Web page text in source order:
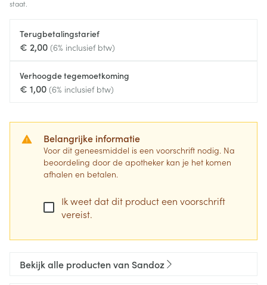
staat.
Terugbetalingstarief
€ 2,00 (6% inclusief btw)
Verhoogde tegemoetkoming
€ 1,00 (6% inclusief btw)
Belangrijke informatie
Voor dit geneesmiddel is een voorschrift nodig. Na
beoordeling door de apotheker kan je het komen
afhalen en betalen.
Ik weet dat dit product een voorschrift
vereist.
Bekijk alle producten van Sandoz